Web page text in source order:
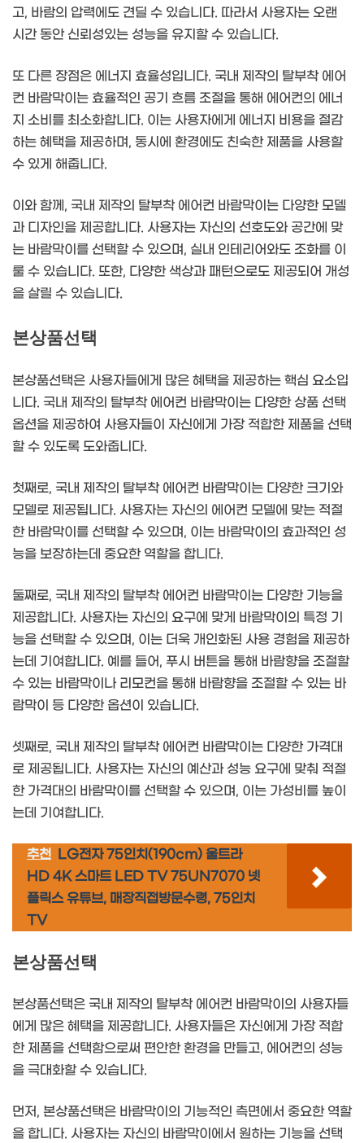
고, 바람의 압력에도 견딜 수 있습니다. 따라서 사용자는 오랜
시간 동안 신뢰성있는 성능을 유지할 수 있습니다.
또 다른 장점은 에너지 효율성입니다. 국내 제작의 탈부착 에어
컨 바람막이는 효율적인 공기 흐름 조절을 통해 에어컨의 에너
지 소비를 최소화합니다. 이는 사용자에게 에너지 비용을 절감
하는 혜택을 제공하며, 동시에 환경에도 친숙한 제품을 사용할
수 있게 해줍니다.
이와 함께, 국내 제작의 탈부착 에어컨 바람막이는 다양한 모델
과 디자인을 제공합니다. 사용자는 자신의 선호도와 공간에 맞
는 바람막이를 선택할 수 있으며, 실내 인테리어와도 조화를 이
룰 수 있습니다. 또한, 다양한 색상과 패턴으로도 제공되어 개성
을 살릴 수 있습니다.
본상품선택
본상품선택은 사용자들에게 많은 혜택을 제공하는 핵심 요소입
니다. 국내 제작의 탈부착 에어컨 바람막이는 다양한 상품 선택
옵션을 제공하여 사용자들이 자신에게 가장 적합한 제품을 선택
할 수 있도록 도와줍니다.
첫째로, 국내 제작의 탈부착 에어컨 바람막이는 다양한 크기와
모델로 제공됩니다. 사용자는 자신의 에어컨 모델에 맞는 적절
한 바람막이를 선택할 수 있으며, 이는 바람막이의 효과적인 성
능을 보장하는데 중요한 역할을 합니다.
둘째로, 국내 제작의 탈부착 에어컨 바람막이는 다양한 기능을
제공합니다. 사용자는 자신의 요구에 맞게 바람막이의 특정 기
능을 선택할 수 있으며, 이는 더욱 개인화된 사용 경험을 제공하
는데 기여합니다. 예를 들어, 푸시 버튼을 통해 바람향을 조절할
수 있는 바람막이나 리모컨을 통해 바람향을 조절할 수 있는 바
람막이 등 다양한 옵션이 있습니다.
셋째로, 국내 제작의 탈부착 에어컨 바람막이는 다양한 가격대
로 제공됩니다. 사용자는 자신의 예산과 성능 요구에 맞춰 적절
한 가격대의 바람막이를 선택할 수 있으며, 이는 가성비를 높이
는데 기여합니다.
추천 LG전자 75인치(190cm) 울트라
HD 4K 스마트 LED TV 75UN7070 넷
플릭스 유튜브, 매장직접방문수령, 75인치
TV
본상품선택
본상품선택은 국내 제작의 탈부착 에어컨 바람막이의 사용자들
에게 많은 혜택을 제공합니다. 사용자들은 자신에게 가장 적합
한 제품을 선택함으로써 편안한 환경을 만들고, 에어컨의 성능
을 극대화할 수 있습니다.
먼저, 본상품선택은 바람막이의 기능적인 측면에서 중요한 역할
을 합니다. 사용자는 자신의 바람막이에서 원하는 기능을 선택